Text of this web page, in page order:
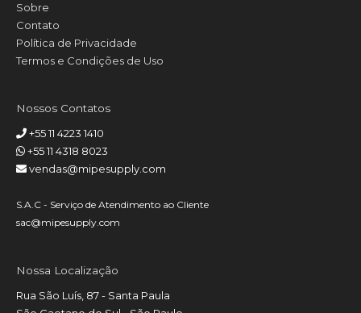
Sobre
Contato
Política de Privacidade
Termos e Condições de Uso
Nossos Contatos
+55 11 4223 1410
+55 11 4318 8023
vendas@mipesupply.com
S.A.C - Serviço de Atendimento ao Cliente
sac@mipesupply.com
Nossa Localização
Rua São Luís, 87 - Santa Paula